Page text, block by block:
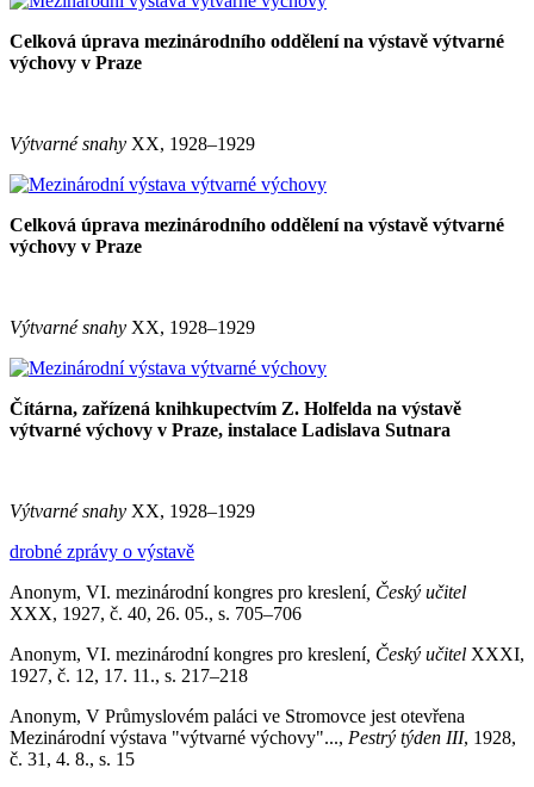
Celková úprava mezinárodního oddělení na výstavě výtvarné
výchovy v Praze
Výtvarné snahy XX, 1928–1929
Celková úprava mezinárodního oddělení na výstavě výtvarné
výchovy v Praze
Výtvarné snahy XX, 1928–1929
Čítárna, zařízená knihkupectvím Z. Holfelda na výstavě
výtvarné výchovy v Praze, instalace Ladislava Sutnara
Výtvarné snahy XX, 1928–1929
drobné zprávy o výstavě
Anonym, VI. mezinárodní kongres pro kreslení, Český učitel
XXX, 1927, č. 40, 26. 05., s. 705–706
Anonym, VI. mezinárodní kongres pro kreslení, Český učitel XXXI,
1927, č. 12, 17. 11., s. 217–218
Anonym, V Průmyslovém paláci ve Stromovce jest otevřena
Mezinárodní výstava "výtvarné výchovy"..., Pestrý týden III, 1928,
č. 31, 4. 8., s. 15